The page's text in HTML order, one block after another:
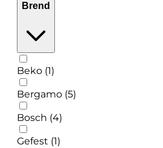
Brend
Beko (1)
Bergamo (5)
Bosch (4)
Gefest (1)